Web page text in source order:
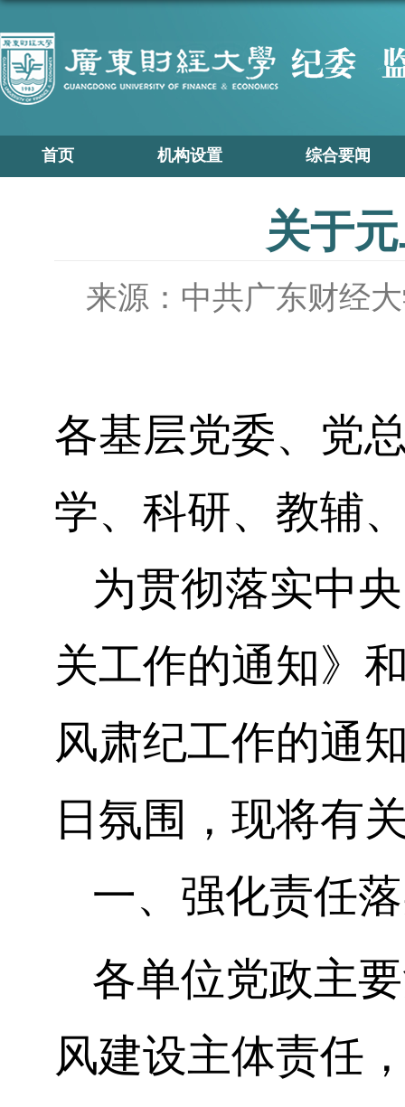
首页 机构设置 综合要闻
关于
来源：中共广东财经
各基层党委、党
学、科研、教辅
为贯彻落实中
关工作的通知》
风肃纪工作的通
日氛围，现将有
一、 强化责任
各单位党政主
风建设主体责任